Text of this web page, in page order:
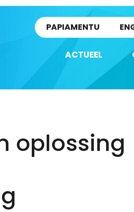
PAPIAMENTU
ACTUEEL
oplossing